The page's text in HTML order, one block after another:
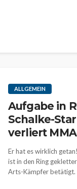
ALLGEMEIN
Aufgabe in
Schalke-
verliert
Er hat es wirklich
ist in den Ring
Arts-Kämpfer betätigt.